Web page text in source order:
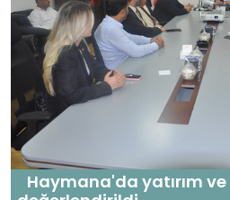
Haymana'da yatırım